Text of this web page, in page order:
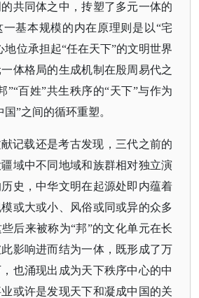
共同体之中，抟塑了多元一体的
基本规模的内在原理则是以“宅
地位承担起“任在天下”的文明世界
体格局的生成机制在殷周易代之
”“百姓”共生秩序的“天下”与作为
”之间的循环重塑。
记载还是考古发现，三代之前的
域中不同地域和族群相对独立演
史，中华文明在起源处即内蕴着
或大或小、风俗或同或异的众多
后来被称为“邦”的文化单元在长
影响进而结为一体，既形成了万
也涌现出成为天下秩序中心的中
或许是发现天下和凝成中国的关